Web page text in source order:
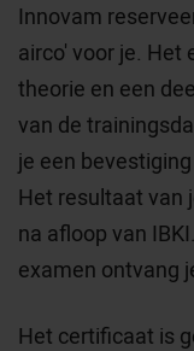
Innovam
airco' voor je. Het
theorie en een
van de
je een
Het resultaat van
na afloop van
examen ontvang
Het certificaat is